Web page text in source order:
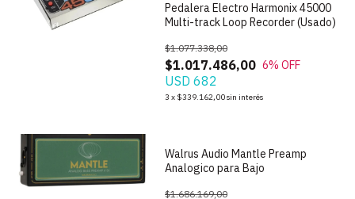
Pedalera Electro Harmonix 45000
Multi-track Loop Recorder (Usado)
$1.017.486,00
$1.077.338,00
6% OFF
USD 682
3 x $339.162,00sin interés
Walrus Audio Mantle Preamp
Analogico para Bajo
$1.686.169,00